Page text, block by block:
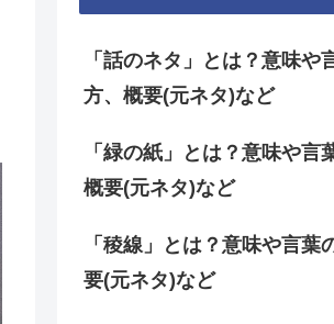
「話のネタ」とは？意味や
方、概要(元ネタ)など
「緑の紙」とは？意味や言
概要(元ネタ)など
「稜線」とは？意味や言葉
要(元ネタ)など